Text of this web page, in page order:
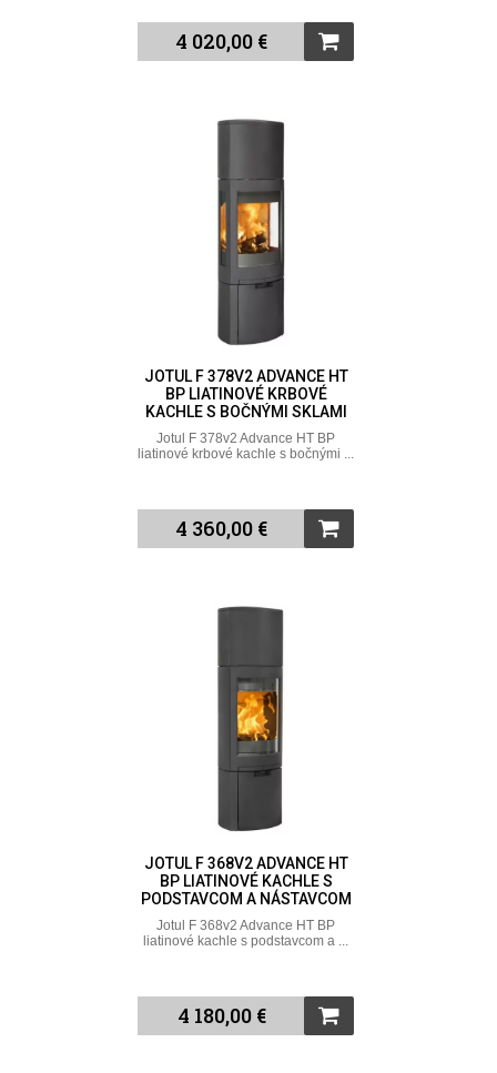
4 020,00 €
JOTUL F 378V2 ADVANCE HT
BP LIATINOVÉ KRBOVÉ
KACHLE S BOČNÝMI SKLAMI
Jotul F 378v2 Advance HT BP
liatinové krbové kachle s bočnými ...
4 360,00 €
JOTUL F 368V2 ADVANCE HT
BP LIATINOVÉ KACHLE S
PODSTAVCOM A NÁSTAVCOM
Jotul F 368v2 Advance HT BP
liatinové kachle s podstavcom a ...
4 180,00 €